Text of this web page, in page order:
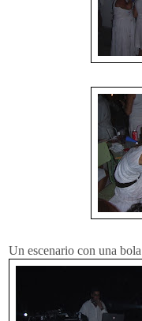
Un escenario con una